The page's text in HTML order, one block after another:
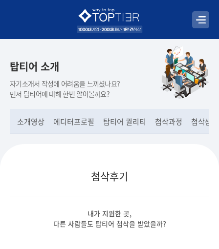
탑티어 소개
자기소개서 작성에 어려움을 느끼셨나요?
먼저 탑티어에 대해 한번 알아볼까요?
소개영상 에디터프로필 탑티어 퀄리티 첨삭과정 첨삭샘플
첨삭후기
내가 지원한 곳,
다른 사람들도 탑티어 첨삭을 받았을까?